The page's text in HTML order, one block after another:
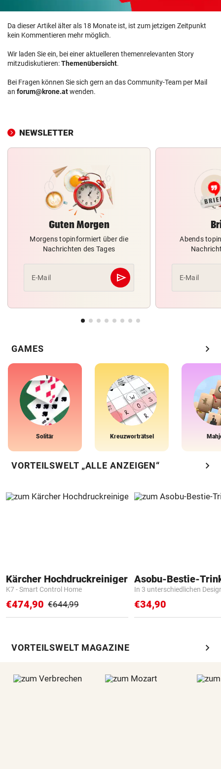
Da dieser Artikel älter als 18 Monate ist, ist zum jetzigen Zeitpunkt
kein Kommentieren mehr möglich.
Wir laden Sie ein, bei einer aktuelleren themenrelevanten Story
mitzudiskutieren:Themenübersicht.
Bei Fragen können Sie sich gern an das Community-Team per Mail
an forum@krone.atwenden.
NEWSLETTER
Guten Morgen
Morgens topinformiert über die
Nachrichten des Tages
E-Mail send
Abschicken
Abends
E-Mail
GAMES chevron_right
Solitär Kreuzworträtsel
VORTEILSWELT „ALLE ANZEIGEN“ chevron_right
Kärcher Hochdruckreiniger
K7 - Smart Control Home
€474,90 €644,99
Asobu-Bestie-
In 3 unterschiedlichen
€34,90
VORTEILSWELT MAGAZINE chevron_right